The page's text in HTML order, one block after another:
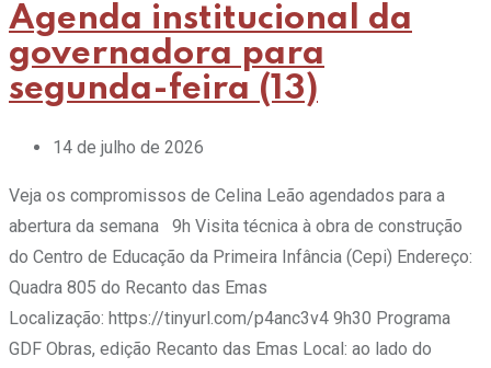
Agenda institucional da
governadora para
segunda-feira (13)
14 de julho de 2026
Veja os compromissos de Celina Leão agendados para a
abertura da semana 9h Visita técnica à obra de construção
do Centro de Educação da Primeira Infância (Cepi) Endereço:
Quadra 805 do Recanto das Emas
Localização: https://tinyurl.com/p4anc3v4 9h30 Programa
GDF Obras, edição Recanto das Emas Local: ao lado do